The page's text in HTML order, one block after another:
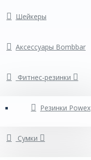
Шейкеры
Аксессуары Bombbar
Фитнес-резинки
Резинки Powex
Сумки